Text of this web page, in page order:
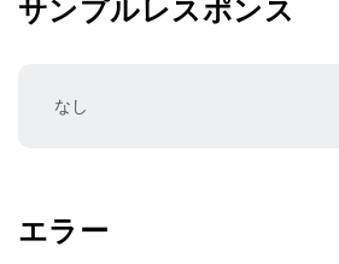
サンプルレスポンス
なし
エラー